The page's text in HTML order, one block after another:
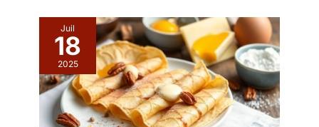
solution satisfaisante.
de notre assiette en
ardoise rectangulaire a
été spécialement traitée,
de sorte qu'elle est très
facile à nettoyer. Tout ce
que vous avez à faire est
de les essuyer
Juil
18
2025